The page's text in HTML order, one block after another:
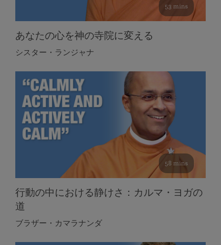
53 mins
あなたの心を神の寺院に変える
シスター・ランジャナ
58 mins
行動の中における静けさ：カルマ・ヨガの
道
ブラザー・カマラナンダ